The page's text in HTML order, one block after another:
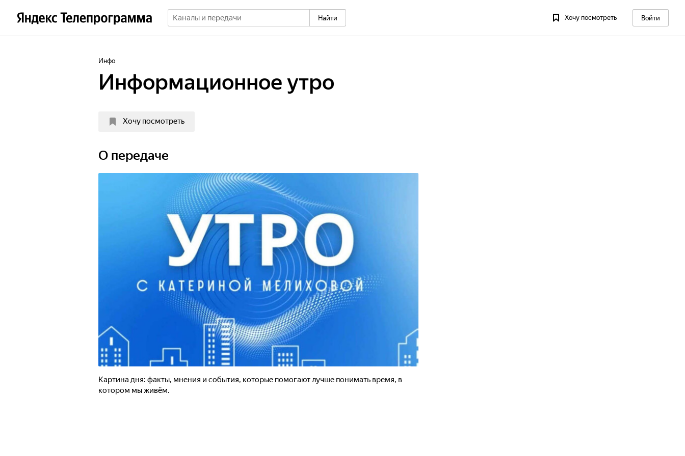
Найти Хочу посмотреть Войти
Инфо
Информационное утро
Хочу посмотреть
О передаче
Картина дня: факты, мнения и события, которые помогают лучше понимать время, в
котором мы живём.